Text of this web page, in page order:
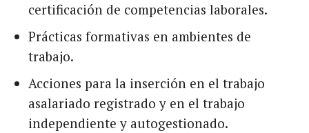
certificación de competencias laborales.
Prácticas formativas en ambientes de
trabajo.
Acciones para la inserción en el trabajo
asalariado registrado y en el trabajo
independiente y autogestionado.